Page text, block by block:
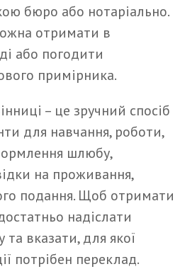
бюро або нотаріально.
отримати в
або погодити
примірника.
– це зручний спосіб
для навчання, роботи,
шлюбу,
на проживання,
подання. Щоб отримати
надіслати
вказати, для якої
потрібен переклад.